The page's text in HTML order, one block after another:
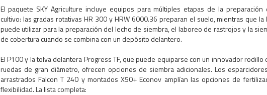
El paquete SKY Agriculture incluye equipos para múltiples etapas de la
cultivo: las gradas rotativas HR 300 y HRW 6000.36 preparan el suelo, mientras que la
puede utilizar para la preparación del lecho de siembra, el laboreo de rastrojos y la
de cobertura cuando se combina con un depósito delantero.
El P100 y la tolva delantera Progress TF, que puede equiparse con un innovador
ruedas de gran diámetro, ofrecen opciones de siembra adicionales. Los
arrastrados Falcon T 240 y montados X50+ Econov amplían las opciones de
flexibilidad. La lista completa: